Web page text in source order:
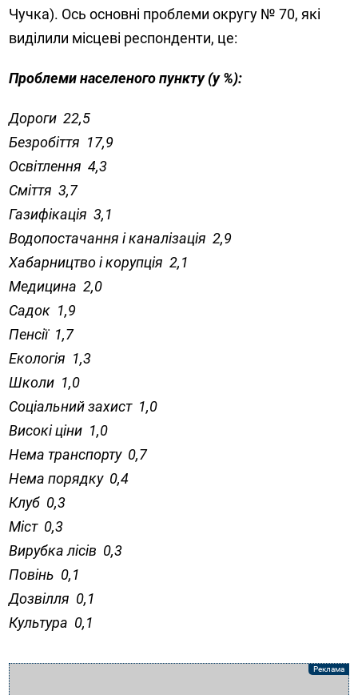
Чучка). Ось основні проблеми округу № 70, які
виділили місцеві респонденти, це:
Проблеми населеного пункту (у %):
Дороги 22,5
Безробіття 17,9
Освітлення 4,3
Сміття 3,7
Газифікація 3,1
Водопостачання і каналізація 2,9
Хабарництво і корупція 2,1
Медицина 2,0
Садок 1,9
Пенсії 1,7
Екологія 1,3
Школи 1,0
Соціальний захист 1,0
Високі ціни 1,0
Нема транспорту 0,7
Нема порядку 0,4
Клуб 0,3
Міст 0,3
Вирубка лісів 0,3
Повінь 0,1
Дозвілля 0,1
Культура 0,1